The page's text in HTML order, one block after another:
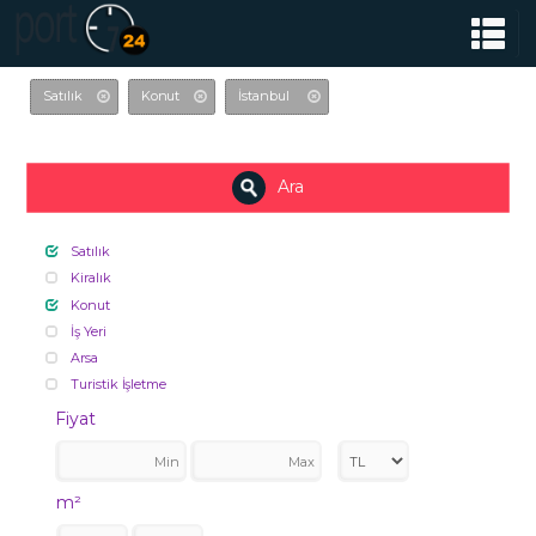
Satılık Konut İstanbul
Ara
Satılık
Kiralık
Konut
İş Yeri
Arsa
Turistik İşletme
Fiyat
m²